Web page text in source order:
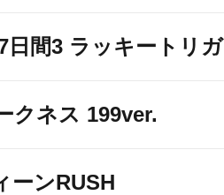
日間3 ラッキートリ
クネス 199ver.
ーンRUSH